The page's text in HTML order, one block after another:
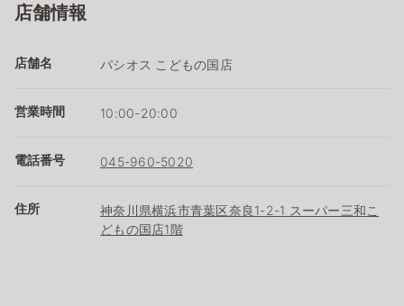
店舗情報
店舗名 パシオス こどもの国店
営業時間 10:00-20:00
電話番号 045-960-5020
住所
神奈川県横浜市青葉区奈良1-2-1 スーパー三和こ
どもの国店1階